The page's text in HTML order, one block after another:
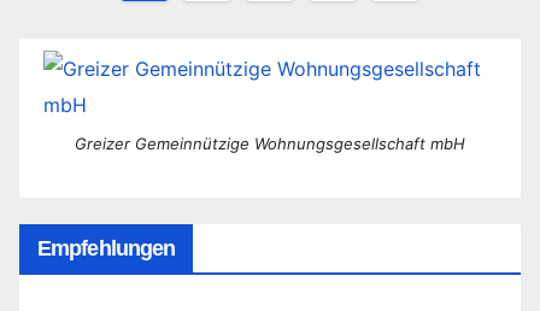
Beiträge
Greizer Gemeinnützige Wohnungsgesellschaft mbH
Empfehlungen